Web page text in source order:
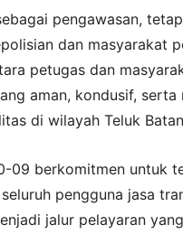
pengawasan,
dan masyarakat
petugas dan
aman, kondusif, serta
di wilayah Teluk
09 berkomitmen untuk
pengguna jasa
jalur pelayaran